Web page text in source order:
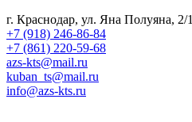
г. Краснодар, ул. Яна Полуяна, 2/1
+7 (918) 246-86-84
+7 (861) 220-59-68
azs-kts@mail.ru
kuban_ts@mail.ru
info@azs-kts.ru